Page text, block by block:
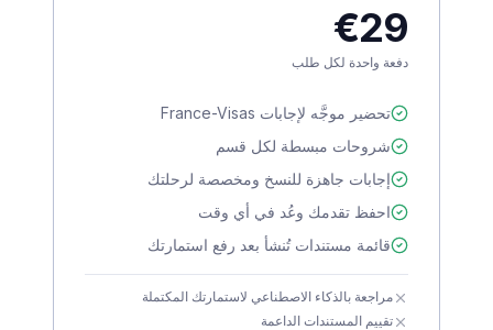
€29
دفعة واحدة لكل طلب
تحضير موجَّه لإجابات France-Visas
شروحات مبسطة لكل قسم
إجابات جاهزة للنسخ ومخصصة لرحلتك
احفظ تقدمك وعُد في أي وقت
قائمة مستندات تُنشأ بعد رفع استمارتك
مراجعة بالذكاء الاصطناعي لاستمارتك المكتملة
تقييم المستندات الداعمة